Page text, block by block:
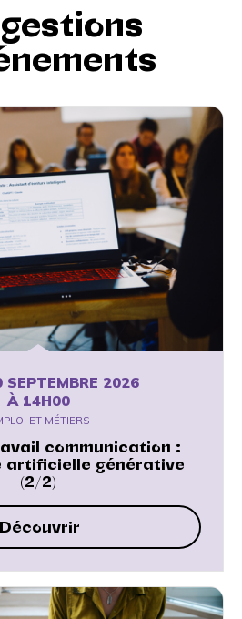
SEPTEMBRE 2026
À 14H00
ET MÉTIERS
communication :
artificielle générative
(2/2)
Découvrir